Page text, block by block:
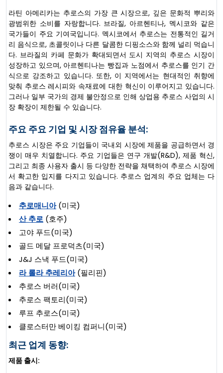
라틴 아메리카는 추로스의 가장 큰 시장으로, 깊은 문화적 뿌리와
광범위한 소비를 자랑합니다. 브라질, 아르헨티나, 멕시코와 같은
국가들이 주요 기여국입니다. 멕시코에서 추로스는 전통적인 길거
리 음식으로, 초콜릿이나 다른 달콤한 디핑소스와 함께 널리 먹습니
다. 브라질의 카페 문화가 확대되면서 도시 지역의 추로스 시장이
성장하고 있으며, 아르헨티나는 빵집과 노점에서 추로스를 인기 간
식으로 강조하고 있습니다. 또한, 이 지역에서는 현대적인 취향에
맞춰 추로스 레시피와 속재료에 대한 혁신이 이루어지고 있습니다.
그러나 일부 국가의 경제 불안정으로 인해 상업용 추로스 사업의 시
장 확장이 제한될 수 있습니다.
주요 주요 기업 및 시장 점유율 분석:
추로스 시장은 주요 기업들이 국내외 시장에 제품을 공급하면서 경
쟁이 매우 치열합니다. 주요 기업들은 연구 개발(R&D), 제품 혁신,
그리고 최종 사용자 출시 등 다양한 전략을 채택하여 추로스 시장에
서 확고한 입지를 다지고 있습니다. 추로스 업계의 주요 업체는 다
음과 같습니다.
추로매니아(미국)
산 추로 (호주)
고야 푸드(미국)
골드 메달 프로덕츠(미국)
J&J 스낵 푸드(미국)
라 롤라 추레리아(필리핀)
추로스 버러(미국)
추로스 팩토리(미국)
루프 추로스(미국)
클로스터만 베이킹 컴퍼니(미국)
최근 업계 동향:
제품 출시: